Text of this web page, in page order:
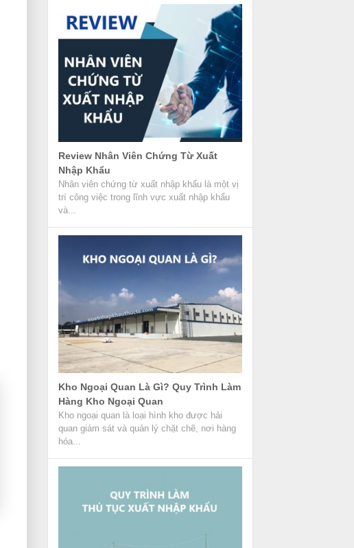
Review Nhân Viên Chứng Từ Xuất
Nhập Khẩu
Nhân viên chứng từ xuất nhập khẩu là một vị
trí công việc trong lĩnh vực xuất nhập khẩu
và...
Kho Ngoại Quan Là Gì? Quy Trình Làm
Hàng Kho Ngoại Quan
Kho ngoại quan là loại hình kho được hải
quan giám sát và quản lý chặt chẽ, nơi hàng
hóa...